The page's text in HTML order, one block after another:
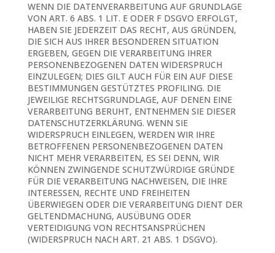
WENN DIE DATENVERARBEITUNG AUF GRUNDLAGE
VON ART. 6 ABS. 1 LIT. E ODER F DSGVO ERFOLGT,
HABEN SIE JEDERZEIT DAS RECHT, AUS GRÜNDEN,
DIE SICH AUS IHRER BESONDEREN SITUATION
ERGEBEN, GEGEN DIE VERARBEITUNG IHRER
PERSONENBEZOGENEN DATEN WIDERSPRUCH
EINZULEGEN; DIES GILT AUCH FÜR EIN AUF DIESE
BESTIMMUNGEN GESTÜTZTES PROFILING. DIE
JEWEILIGE RECHTSGRUNDLAGE, AUF DENEN EINE
VERARBEITUNG BERUHT, ENTNEHMEN SIE DIESER
DATENSCHUTZERKLÄRUNG. WENN SIE
WIDERSPRUCH EINLEGEN, WERDEN WIR IHRE
BETROFFENEN PERSONENBEZOGENEN DATEN
NICHT MEHR VERARBEITEN, ES SEI DENN, WIR
KÖNNEN ZWINGENDE SCHUTZWÜRDIGE GRÜNDE
FÜR DIE VERARBEITUNG NACHWEISEN, DIE IHRE
INTERESSEN, RECHTE UND FREIHEITEN
ÜBERWIEGEN ODER DIE VERARBEITUNG DIENT DER
GELTENDMACHUNG, AUSÜBUNG ODER
VERTEIDIGUNG VON RECHTSANSPRÜCHEN
(WIDERSPRUCH NACH ART. 21 ABS. 1 DSGVO).